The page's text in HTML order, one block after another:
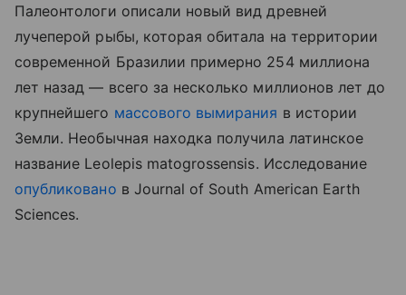
Палеонтологи описали новый вид древней
лучеперой рыбы, которая обитала на территории
современной Бразилии примерно 254 миллиона
лет назад — всего за несколько миллионов лет до
крупнейшего массового вымирания в истории
Земли. Необычная находка получила латинское
название Leolepis matogrossensis. Исследование
опубликовано в Journal of South American Earth
Sciences.